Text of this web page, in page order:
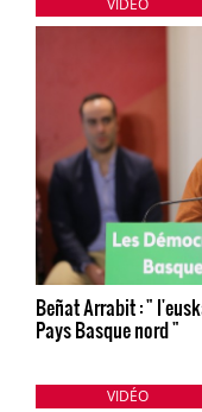
Beñat Arrabit : "
Pays Basque nord "
VIDÉO